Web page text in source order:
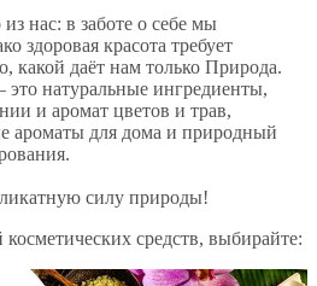
нас: в заботе о себе мы
здоровая красота требует
какой даёт нам только Природа.
это натуральные ингредиенты,
и аромат цветов и трав,
ароматы для дома и природный
силу природы!
средств, выбирайте: